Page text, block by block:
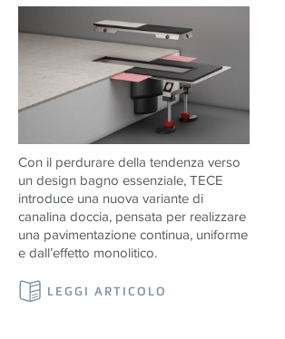
Con il perdurare della tendenza verso
un design bagno essenziale, TECE
introduce una nuova variante di
canalina doccia, pensata per realizzare
una pavimentazione continua, uniforme
e dall’effetto monolitico.
LEGGI ARTICOLO